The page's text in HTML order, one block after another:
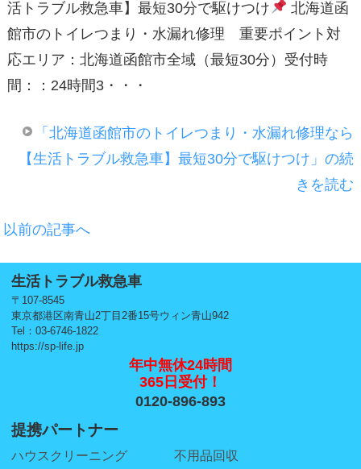
活トラブル救急車】最短30分で駆けつけ
北海道函
館市のトイレつまり・水漏れ修理 重要ポイント対
応エリア：北海道函館市全域（最短30分）受付時
間：：24時間3・・・
「北海道函館市のトイレつまり・水漏れ修理なら
【生活トラブル救急車】最短30分で駆けつけ」の続
きを読む
以前の記事へ
生活トラブル救急車
〒107-8545
東京都港区南青山2丁目2番15号ウィン青山942
Tel：03-6746-1822
https://sp-life.jp
年中無休24時間
365日受付！
0120-896-893
提携パートナー
ハウスクリーニング 不用品回収